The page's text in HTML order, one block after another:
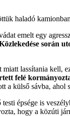
haladó
emelt egy
során
lassítania
felé
a külső sávba,
épsége is
hogy a közúti